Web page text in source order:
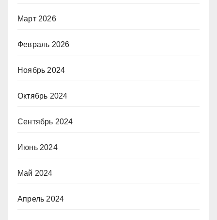
Март 2026
Февраль 2026
Ноябрь 2024
Октябрь 2024
Сентябрь 2024
Июнь 2024
Май 2024
Апрель 2024